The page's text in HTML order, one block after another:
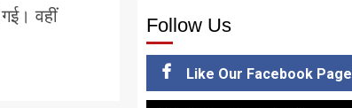
वहीं
Follow Us
Like Our Facebook Page